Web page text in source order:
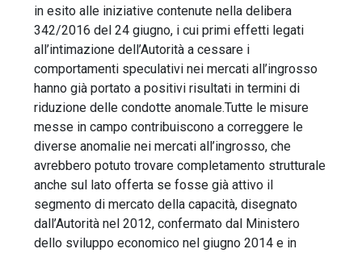
in esito alle iniziative contenute nella delibera
342/2016 del 24 giugno, i cui primi effetti legati
all’intimazione dell’Autorità a cessare i
comportamenti speculativi nei mercati all’ingrosso
hanno già portato a positivi risultati in termini di
riduzione delle condotte anomale.Tutte le misure
messe in campo contribuiscono a correggere le
diverse anomalie nei mercati all’ingrosso, che
avrebbero potuto trovare completamento strutturale
anche sul lato offerta se fosse già attivo il
segmento di mercato della capacità, disegnato
dall’Autorità nel 2012, confermato dal Ministero
dello sviluppo economico nel giugno 2014 e in